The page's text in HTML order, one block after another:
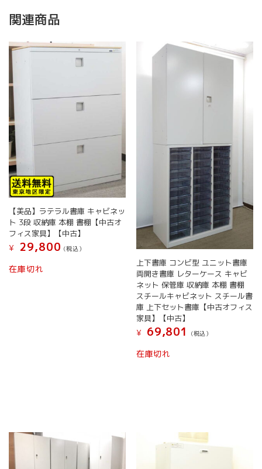
関連商品
【美品】ラテラル書庫 キャビネッ
ト 3段 収納庫 本棚 書棚【中古オ
フィス家具】【中古】
¥
29,800 (税込）
在庫切れ
上下書庫 コンビ型 ユニット書庫
両開き書庫 レターケース キャビ
ネット 保管庫 収納庫 本棚 書棚
スチールキャビネット スチール書
庫 上下セット書庫【中古オフィス
家具】【中古】
¥
69,801 (税込）
在庫切れ